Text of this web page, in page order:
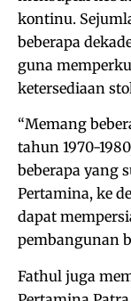
kontinu.
beberapa
guna
ketersediaan
“Memang
tahun 1970-
beberapa yang
Pertamina, ke
dapat
pembangunan
Fathul juga